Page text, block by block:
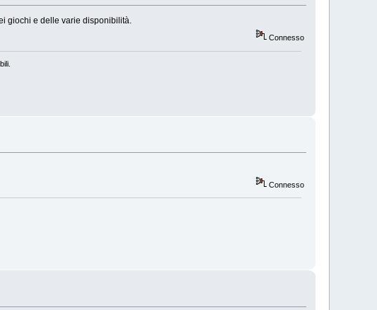
giochi e delle varie disponibilità.
Connesso
Connesso